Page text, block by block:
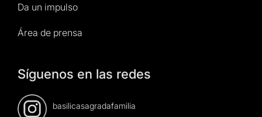
Da un impulso
Área de prensa
Síguenos en las redes
basilicasagradafamilia